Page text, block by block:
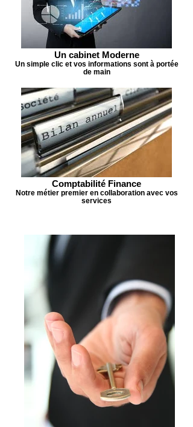
Un cabinet Moderne
Un simple clic et vos informations sont à portée
de main
Comptabilité Finance
Notre métier premier en collaboration avec vos
services